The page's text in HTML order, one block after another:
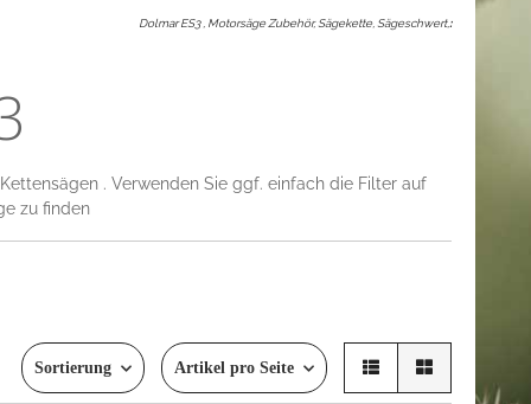
Dolmar ES3 , Motorsäge Zubehör, Sägekette, Sägeschwert,:
Kettensägen . Verwenden Sie ggf. einfach die Filter auf
zu finden
Sortierung Artikel pro Seite